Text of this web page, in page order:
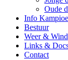
Oude
Info
Bestuur
Weer & Wind
Links &
Contact